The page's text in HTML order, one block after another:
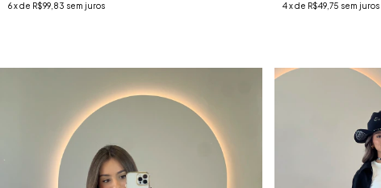
6x de R$99,83 sem juros 4x de R$49,75 sem juros